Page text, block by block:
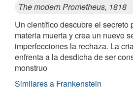
The modern Prometheus, 1818
Un científico descubre el secreto
materia muerta y crea un nuevo
imperfecciones la rechaza. La
enfrenta a la desdicha de ser
monstruo
Similares a Frankenstein